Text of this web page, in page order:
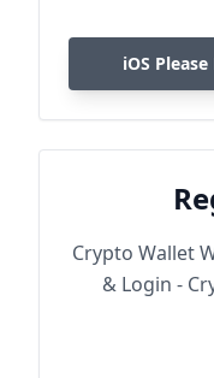
iOS
Crypto Wallet
& Login -